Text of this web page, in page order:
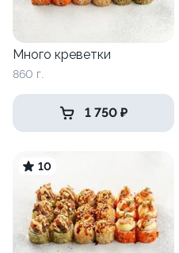
Много креветки
860 г.
1 750 ₽
10